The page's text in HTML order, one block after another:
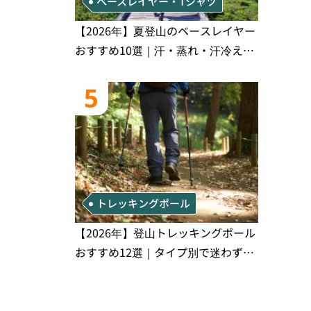
【2026年】夏登山のベースレイヤー
おすすめ10選｜汗・蒸れ・汗冷え対
5
トレッキングポール
【2026年】登山トレッキングポール
おすすめ12選｜タイプ別で迷わず選